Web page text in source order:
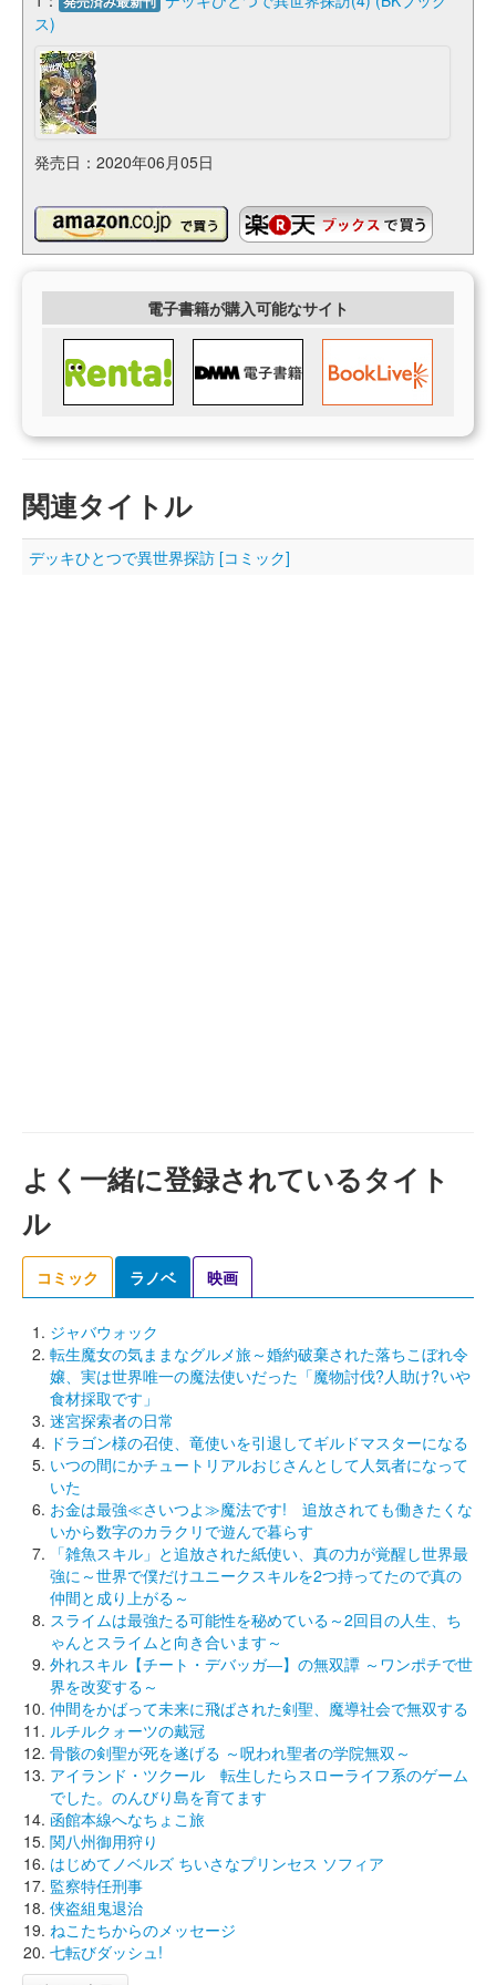
ス)
発売日：2020年06月05日
電子書籍が購入可能なサイト
関連タイトル
デッキひとつで異世界探訪 [コミック]
よく一緒に登録されているタイト
ル
コミック ラノベ 映画
ジャバウォック
転生魔女の気ままなグルメ旅～婚約破棄された落ちこぼれ令
嬢、実は世界唯一の魔法使いだった「魔物討伐?人助け?いや
食材採取です」
迷宮探索者の日常
ドラゴン様の召使、竜使いを引退してギルドマスターになる
いつの間にかチュートリアルおじさんとして人気者になって
いた
お金は最強≪さいつよ≫魔法です! 追放されても働きたくな
いから数字のカラクリで遊んで暮らす
「雑魚スキル」と追放された紙使い、真の力が覚醒し世界最
強に～世界で僕だけユニークスキルを2つ持ってたので真の
仲間と成り上がる～
スライムは最強たる可能性を秘めている～2回目の人生、ち
ゃんとスライムと向き合います～
外れスキル【チート・デバッガ―】の無双譚 ～ワンポチで世
界を改変する～
仲間をかばって未来に飛ばされた剣聖、魔導社会で無双する
ルチルクォーツの戴冠
骨骸の剣聖が死を遂げる ～呪われ聖者の学院無双～
アイランド・ツクール 転生したらスローライフ系のゲーム
でした。のんびり島を育てます
函館本線へなちょこ旅
関八州御用狩り
はじめてノベルズ ちいさなプリンセス ソフィア
監察特任刑事
侠盗組鬼退治
ねこたちからのメッセージ
七転びダッシュ!